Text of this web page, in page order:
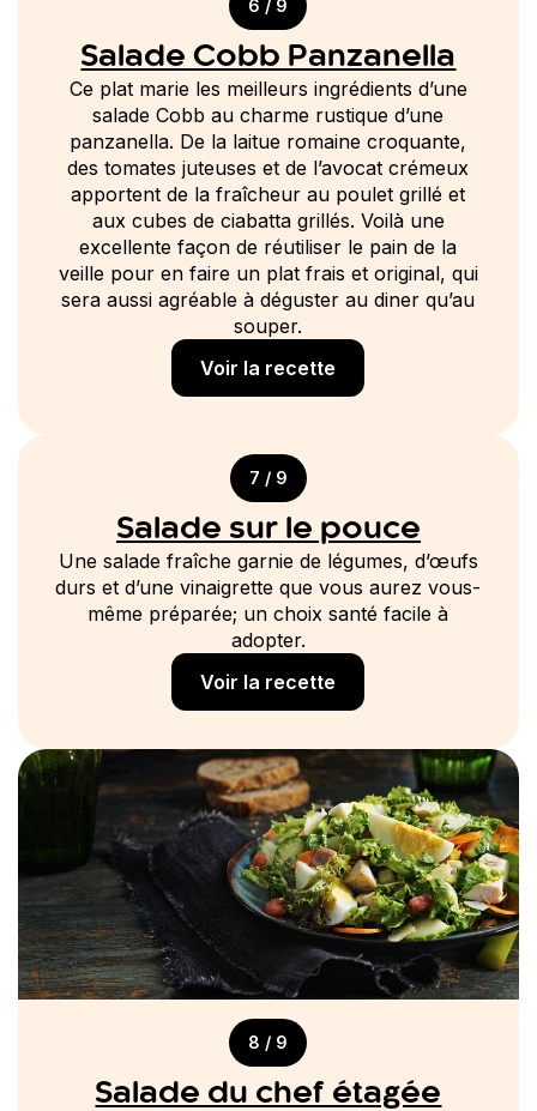
6 / 9
Salade Cobb Panzanella
Ce plat marie les meilleurs ingrédients d’une
salade Cobb au charme rustique d’une
panzanella. De la laitue romaine croquante,
des tomates juteuses et de l’avocat crémeux
apportent de la fraîcheur au poulet grillé et
aux cubes de ciabatta grillés. Voilà une
excellente façon de réutiliser le pain de la
veille pour en faire un plat frais et original, qui
sera aussi agréable à déguster au diner qu’au
souper.
Voir la recette
7 / 9
Salade sur le pouce
Une salade fraîche garnie de légumes, d’œufs
durs et d’une vinaigrette que vous aurez vous-
même préparée; un choix santé facile à
adopter.
Voir la recette
8 / 9
Salade du chef étagée